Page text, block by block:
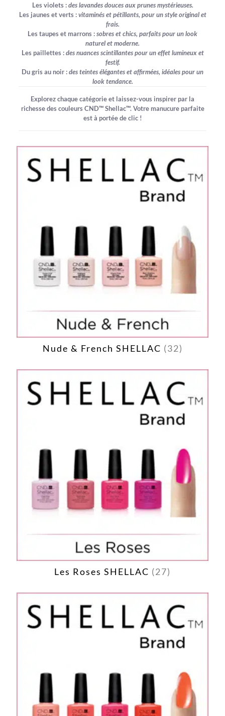
Les violets : des lavandes douces aux prunes mystérieuses.
Les jaunes et verts : vitaminés et pétillants, pour un style original et
frais.
Les taupes et marrons :sobres et chics, parfaits pour un look
naturel et moderne.
Les paillettes : des nuances scintillantes pour un effet lumineux et
festif.
Du gris au noir :des teintes élégantes et affirmées, idéales pour un
look tendance.
Explorez chaque catégorie et laissez-vous inspirer par la
richesse des couleurs CND™ Shellac™. Votre manucure parfaite
est à portée de clic !
Nude & French SHELLAC (32)
Les Roses SHELLAC (27)